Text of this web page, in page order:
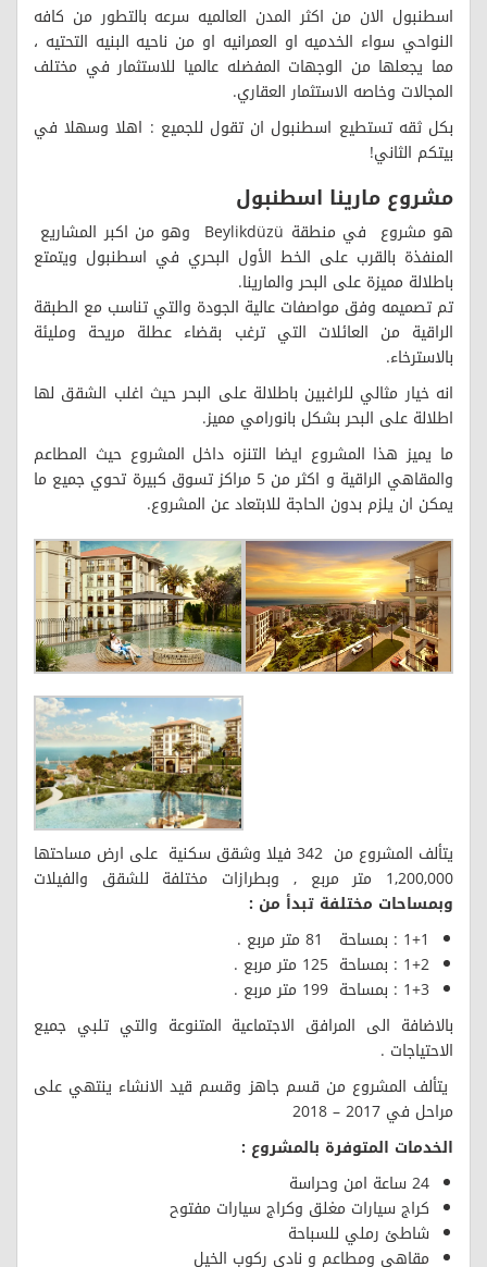
اسطنبول الان من اكثر المدن العالميه سرعه بالتطور من كافه
النواحي سواء الخدميه او العمرانيه او من ناحيه البنيه التحتيه ،
مما يجعلها من الوجهات المفضله عالميا للاستثمار في مختلف
المجالات وخاصه الاستثمار العقاري.
بكل ثقه تستطيع اسطنبول ان تقول للجميع : اهلا وسهلا في
بيتكم الثاني!
مشروع مارينا اسطنبول
هو مشروع في منطقة Beylikdüzü وهو من اكبر المشاريع
المنفذة بالقرب على الخط الأول البحري في اسطنبول ويتمتع
باطلالة مميزة على البحر والمارينا.
تم تصميمه وفق مواصفات عالية الجودة والتي تناسب مع الطبقة
الراقية من العائلات التي ترغب بقضاء عطلة مريحة ومليئة
بالاسترخاء.
انه خيار مثالي للراغبين باطلالة على البحر حيث اغلب الشقق لها
اطلالة على البحر بشكل بانورامي مميز.
ما يميز هذا المشروع ايضا التنزه داخل المشروع حيث المطاعم
والمقاهي الراقية و اكثر من 5 مراكز تسوق كبيرة تحوي جميع ما
يمكن ان يلزم بدون الحاجة للابتعاد عن المشروع.
يتألف المشروع من 342 فيلا وشقق سكنية على ارض مساحتها
1,200,000 متر مربع , وبطرازات مختلفة للشقق والفيلات
وبمساحات مختلفة تبدأ من :
1+1 : بمساحة 81 متر مربع .
1+2 : بمساحة 125 متر مربع .
1+3 : بمساحة 199 متر مربع .
بالاضافة الى المرافق الاجتماعية المتنوعة والتي تلبي جميع
الاحتياجات .
يتألف المشروع من قسم جاهز وقسم قيد الانشاء ينتهي على
مراحل في 2017 – 2018
الخدمات المتوفرة بالمشروع :
24 ساعة امن وحراسة
كراج سيارات مغلق وكراج سيارات مفتوح
شاطئ رملي للسباحة
مقاهي ومطاعم و نادي ركوب الخيل